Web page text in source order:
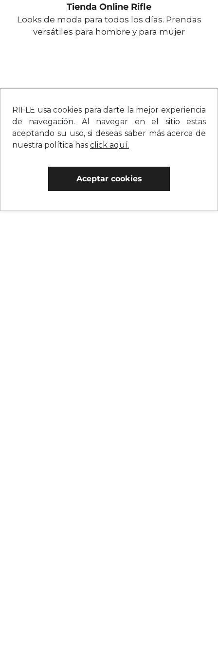
RIFLE usa cookies para darte la mejor experiencia
de navegación. Al navegar en el sitio estas
aceptando su uso, si deseas saber más acerca de
nuestra política has click aquí.
Aceptar cookies
Tienda Online Rifle
Looks de moda para todos los días. Prendas
versátiles para hombre y para mujer